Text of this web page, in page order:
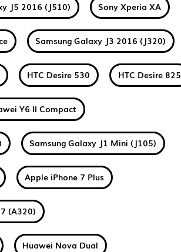
J5 2016 (J510) Sony Xperia XA
Samsung Galaxy J3 2016 (J320)
HTC Desire 530 HTC Desire 825
Y6 II Compact
Samsung Galaxy J1 Mini (J105)
Apple iPhone 7 Plus
(A320)
Huawei Nova Dual